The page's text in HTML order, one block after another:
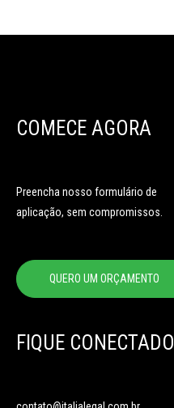
COMECE AGORA
Preencha nosso formulário de
aplicação, sem compromissos.
QUERO UM ORÇAMENTO
FIQUE CONECTADO